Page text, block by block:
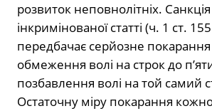
розвиток неповнолітніх. Санкція
інкримінованої статті (ч. 1 ст.
передбачає серйозне покарання
обмеження волі на строк до
позбавлення волі на той самий
Остаточну міру покарання